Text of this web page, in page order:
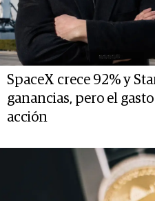
SpaceX crece 92% y
ganancias, pero el
acción